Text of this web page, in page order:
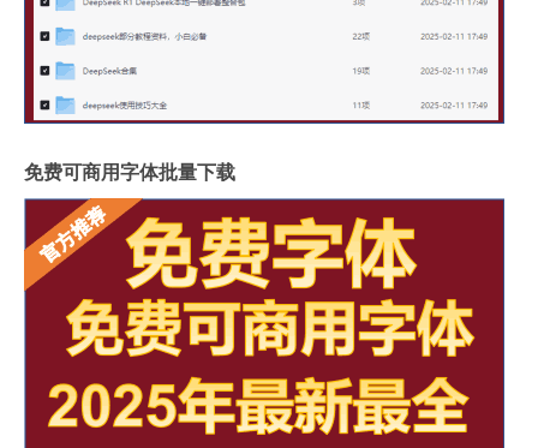
免费可商用字体批量下载